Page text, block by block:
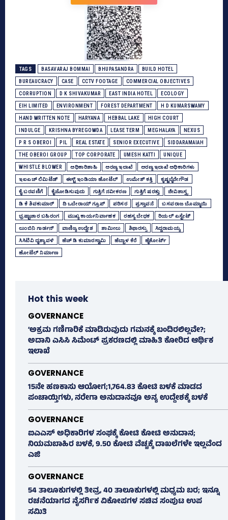
TAGS BASAVARAJ BOMMAI BHUPASANDRA BUILD HOTEL
BUREAUCRACY CASE CCTV FOOTAGE COMMERCIAL OBJECTIVES
CORRUPTION D K SHIVAKUMAR EAST INDIA HOTEL ECOLOGY
EIH LIMITED ENVIRONMENT FOREST DEPARTMENT H D KUMARSWAMY
HAND WRITTEN NOTE HARYANA HEBBAL LAKE HIGH COURT
INDULGE KRISHNA BYREGOWDA LEASE TERM MEGHALAYA NEXUS
P R S OBEROI PIL REAL ESTATE SENIOR EXECUTIVE SIDDARAMAIAH
THE OBEROI GROUP TOP CORPORATE UMESH KATTI UNIQUE
WHISTLE BLOWER ಅಧಿಕಾರಿಶಾಹಿ ಅರಣ್ಯ ಇಲಾಖೆ ಅರಣ್ಯ ಇಲಾಖೆ ಅಧಿಕಾರಿಗಳು
ಇಐಎಚ್‌ ಲಿಮಿಟೆಡ್‌ ಈಸ್ಟ್‌ ಇಂಡಿಯಾ ಹೋಟೆಲ್‌ ಉಮೇಶ್‌ ಕತ್ತಿ ಕೃಷ್ಣಬೈರೇಗೌಡ
ಕೈ ಬರವಣಿಗೆ ಕೈಜೋಡಿಸುವುದು ಗುತ್ತಿಗೆ ನವೀಕರಣ ಗುತ್ತಿಗೆ ಷರತ್ತು ಜೀವಿಶಾಸ್ತ್ರ
ಡಿ ಕೆ ಶಿವಕುಮಾರ್ ದಿ ಒಬೇರಾಯ್‌ ಗ್ರೂಪ್‌ ಪರಿಸರ ಪ್ರಸ್ತಾವನೆ ಬಸವರಾಜ ಬೊಮ್ಮಾಯಿ
ಭ್ರಷ್ಟಾಚಾರ ಬಹಿರಂಗ ಮುಖ್ಯ ಕಾರ್ಯನಿರ್ವಾಹಕ ರಹಸ್ಯ ಬೇಧಕ ರಿಯಲ್‌ ಎಸ್ಟೇಟ್‌
ಲುಂಬಿನಿ ಗಾರ್ಡನ್‌ ವಾಣಿಜ್ಯ ಉದ್ದೇಶ ಶಾಮೀಲು ಶಿಫಾರಸ್ಸು ಸಿದ್ದರಾಮಯ್ಯ
ಸಿಸಿಟಿವಿ ದೃಶ್ಯಾವಳಿ ಹೆಚ್‌ ಡಿ ಕುಮಾರಸ್ವಾಮಿ ಹೆಬ್ಬಾಳ ಕೆರೆ ಹೈಕೋರ್ಟ್
ಹೋಟೆಲ್‌ ನಿರ್ಮಾಣ
Hot this week
GOVERNANCE
‘ಅಕ್ರಮ ಗಣಿಗಾರಿಕೆ ಮಾಡಿರುವುದು ಗಮನಕ್ಕೆ ಬಂದಿರಲಿಲ್ಲವೇ?;
ಅದಾನಿ ಎಸಿಸಿ ಸಿಮೆಂಟ್ ಪ್ರಕರಣದಲ್ಲಿ ಮಾಹಿತಿ ಕೋರಿದ ಆರ್ಥಿಕ
ಇಲಾಖೆ
GOVERNANCE
15ನೇ ಹಣಕಾಸು ಆಯೋಗ;1,764.83 ಕೋಟಿ ಬಳಕೆ ಮಾಡದ
ಪಂಚಾಯ್ತಿಗಳು, ನರೇಗಾ ಅನುದಾನವೂ ಅನ್ಯ ಉದ್ದೇಶಕ್ಕೆ ಬಳಕೆ
GOVERNANCE
ಐಎಎಸ್‌ ಅಧಿಕಾರಿಗಳ ಸಂಘಕ್ಕೆ ಕೋಟಿ ಕೋಟಿ ಅನುದಾನ;
ನಿಯಮಬಾಹಿರ ಬಳಕೆ, 9.50 ಕೋಟಿ ವೆಚ್ಚಕ್ಕೆ ದಾಖಲೆಗಳೇ ಇಲ್ಲವೆಂದ
ಎಜಿ
GOVERNANCE
54 ತಾಲೂಕುಗಳಲ್ಲಿ ತೀವ್ರ, 40 ತಾಲೂಕುಗಳಲ್ಲಿ ಮಧ್ಯಮ ಬರ; ಇನ್ನೂ
ರಚನೆಯಾಗದ ನೈಸರ್ಗಿಕ ವಿಕೋಪಗಳ ಸಚಿವ ಸಂಪುಟ ಉಪ
ಸಮಿತಿ